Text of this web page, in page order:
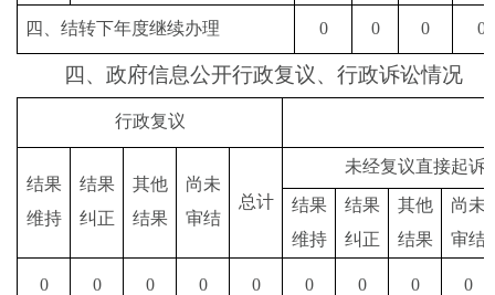
四、结转下年度继续办理 0 0 0 0
四、政府信息公开行政复议、行政诉讼情况
行政复议
结果
维持
结果
纠正
其他
结果
尚未
审结
总计
未经复议直接起诉
结果
维持
结果
纠正
其他
结果
尚未
审结
0 0 0 0 0 0 0 0 0